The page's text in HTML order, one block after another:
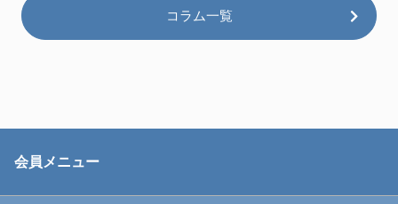
コラム一覧
会員メニュー